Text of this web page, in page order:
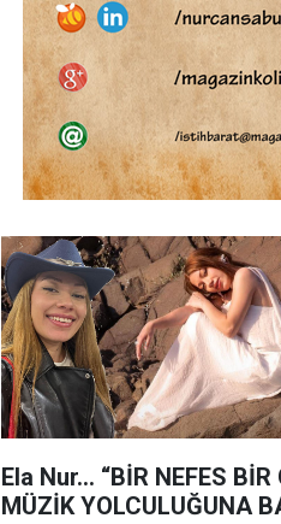
Ela Nur… “BİR NEFES BİR
MÜZİK YOLCULUĞUNA